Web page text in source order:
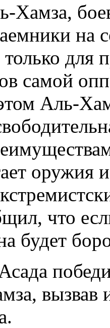
Хамза,
на
для
самой
Аль-
оружия
что
будет